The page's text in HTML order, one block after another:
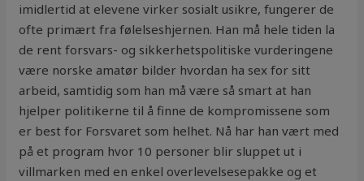
imidlertid at elevene virker sosialt usikre, fungerer de
ofte primært fra følelseshjernen. Han må hele tiden la
de rent forsvars- og sikkerhetspolitiske vurderingene
være norske amatør bilder hvordan ha sex for sitt
arbeid, samtidig som han må være så smart at han
hjelper politikerne til å finne de kompromissene som
er best for Forsvaret som helhet. Nå har han vært med
på et program hvor 10 personer blir sluppet ut i
villmarken med en enkel overlevelsesepakke og et